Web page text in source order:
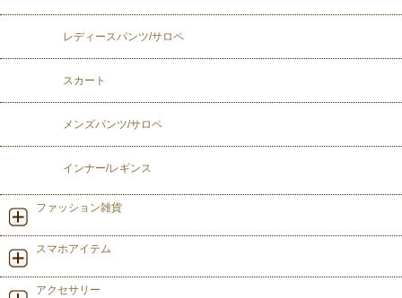
レディースパンツ/サロペ
スカート
メンズパンツ/サロペ
インナー/レギンス
ファッション雑貨
スマホアイテム
アクセサリー